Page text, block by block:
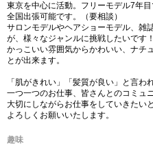
東京を中心に活動。フリーモデル7年目
全国出張可能です。（要相談）
サロンモデルやヘアショーモデル、雑
が、様々なジャンルに挑戦したいです！
かっこいい雰囲気からかわいい、ナチ
とが出来ます。
「肌がきれい」「髪質が良い」と言わ
一つ一つのお仕事、皆さんとのコミュ
大切にしながらお仕事をしていきたい
よろしくお願いいたします。
趣味